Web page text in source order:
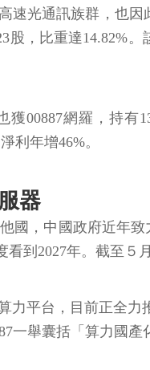
光通訊族群，也因
股，比重達14.82%
獲00887網羅，持
利年增46%。
器
國，中國政府近年
到2027年。截至５
力平台，目前正全
一舉囊括「算力國產